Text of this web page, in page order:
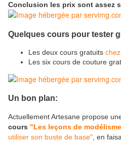
Conclusion les prix sont assez
Quelques cours pour tester
Les deux cours gratuits
Les six cours de couture
Un bon plan:
Actuellement Artesane propose
cours "Les leçons de
utiliser son buste de base" en